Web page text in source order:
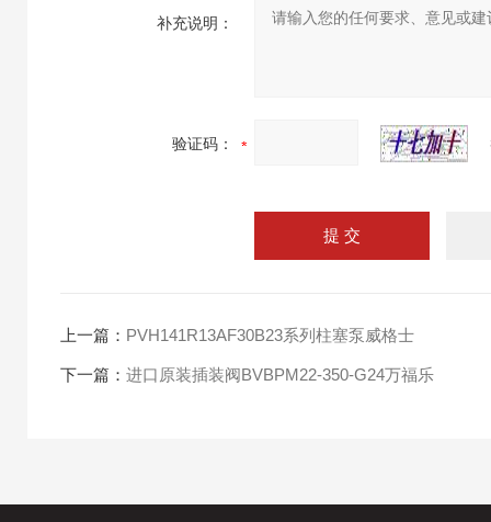
补充说明：
验证码：
上一篇： PVH141R13AF30B23系列柱塞泵威格士
下一篇： 进口原装插装阀BVBPM22-350-G24万福乐